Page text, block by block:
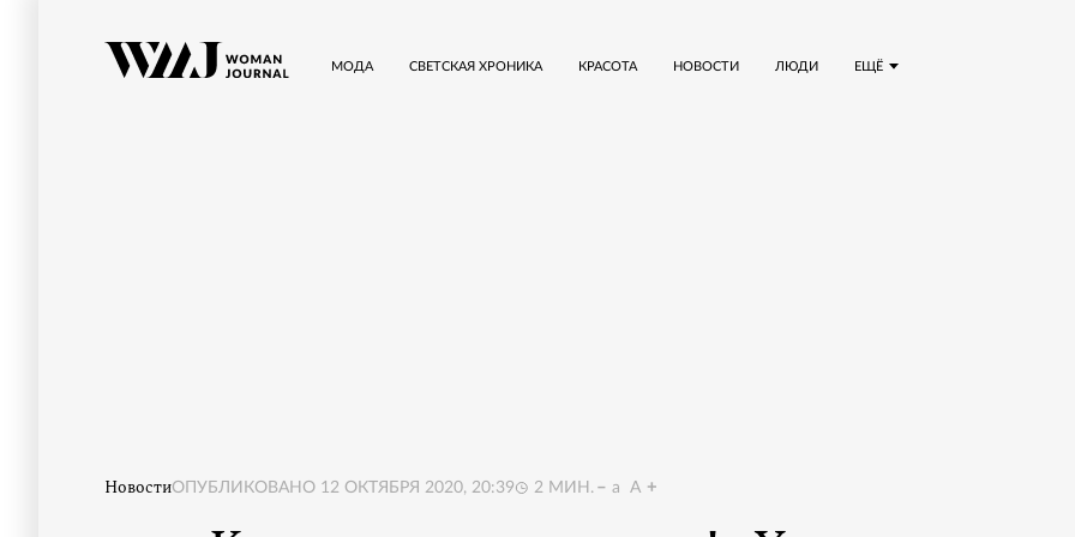
ЕЩЁ
МОДА СВЕТСКАЯ ХРОНИКА КРАСОТА НОВОСТИ ЛЮДИ
НовостиОПУБЛИКОВАНО 12 ОКТЯБРЯ 2020, 20:39 2 МИН. a A